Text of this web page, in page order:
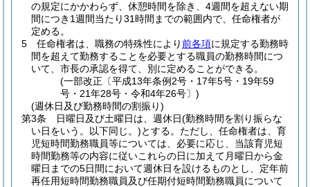
の規定にかかわらず、休憩時間を除き、4週間を超えない期
間につき1週間当たり31時間までの範囲内で、任命権者が
定める。
5
任命権者は、職務の特殊性により前各項に規定する勤務時
間を超えて勤務することを必要とする職員の勤務時間につ
いて、市長の承認を得て、別に定めることができる。
(一部改正〔平成13年条例2号・17年5号・19年59
号・21年28号・令和4年26号〕)
(週休日及び勤務時間の割振り)
第3条
日曜日及び土曜日は、週休日(勤務時間を割り振らな
い日をいう。以下同じ。)とする。 ただし、任命権者は、育
児短時間勤務職員等については、必要に応じ、当該育児短
時間勤務等の内容に従いこれらの日に加えて月曜日から金
曜日までの5日間において週休日を設けるものとし、定年前
再任用短時間勤務職員及び任期付短時間勤務職員について